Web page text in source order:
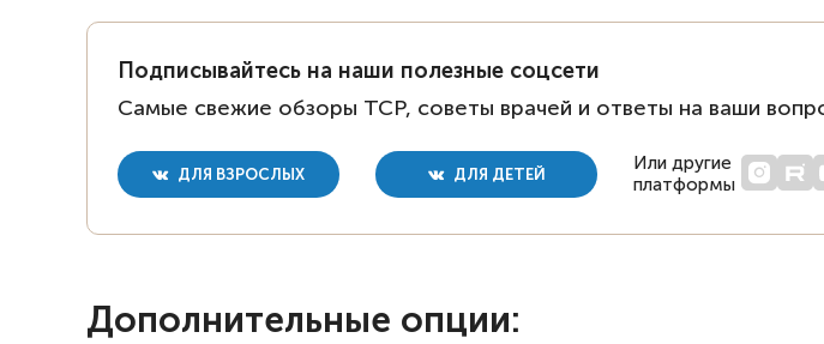
Подписывайтесь на наши полезные соцсети
Самые свежие обзоры ТСР, советы врачей и ответы на ваши
ДЛЯ ВЗРОСЛЫХ ДЛЯ ДЕТЕЙ
Или другие
платформы
Дополнительные опции: